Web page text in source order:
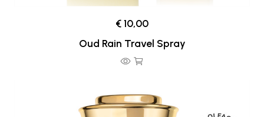
€ 10,00
Oud Rain Travel Spray